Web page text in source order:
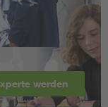
werden